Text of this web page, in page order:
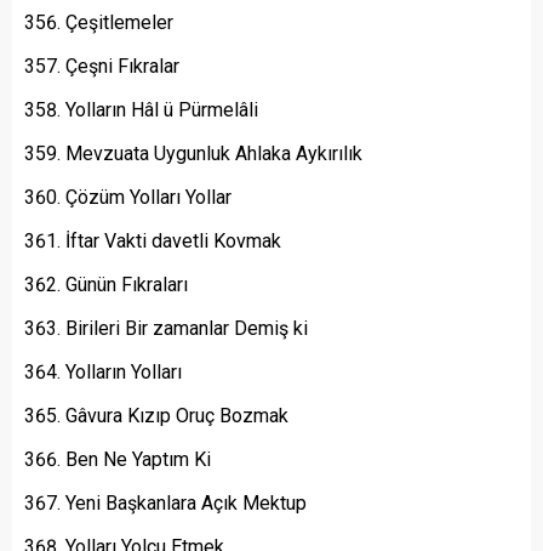
Çeşitlemeler
Çeşni Fıkralar
Yolların Hâl ü Pürmelâli
Mevzuata Uygunluk Ahlaka Aykırılık
Çözüm Yolları Yollar
İftar Vakti davetli Kovmak
Günün Fıkraları
Birileri Bir zamanlar Demiş ki
Yolların Yolları
Gâvura Kızıp Oruç Bozmak
Ben Ne Yaptım Ki
Yeni Başkanlara Açık Mektup